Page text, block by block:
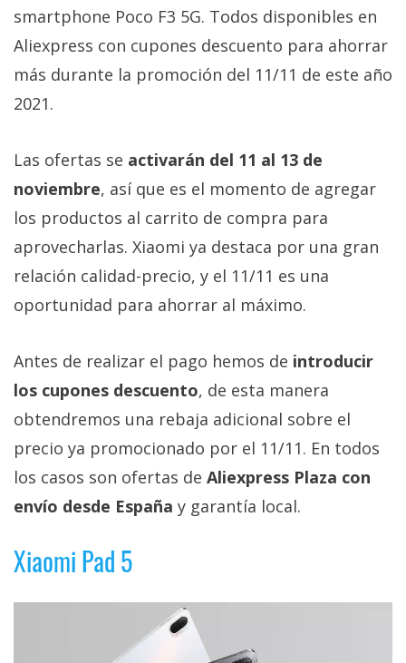
+
Más
temas
Foros
Contacto
Sobre
nosotros
Publicidad
Cambiar
opciones
de
/
Aviso
comunicación
smartphone Poco F3 5G. Todos disponibles en
Aliexpress con cupones descuento para ahorrar
más durante la promoción del 11/11 de este año
2021.
Las ofertas se activarán del 11 al 13 de
noviembre, así que es el momento de agregar
los productos al carrito de compra para
aprovecharlas. Xiaomi ya destaca por una gran
relación calidad-precio, y el 11/11 es una
oportunidad para ahorrar al máximo.
Antes de realizar el pago hemos de introducir
los cupones descuento, de esta manera
obtendremos una rebaja adicional sobre el
precio ya promocionado por el 11/11. En todos
los casos son ofertas de Aliexpress Plaza con
envío desde España y garantía local.
Xiaomi Pad 5